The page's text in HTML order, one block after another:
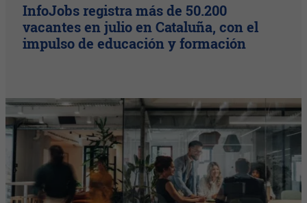
InfoJobs registra más de 50.200
vacantes en julio en Cataluña, con el
impulso de educación y formación